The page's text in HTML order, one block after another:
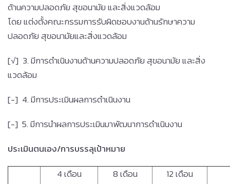
ด้านความปลอดภัย สุขอนามัย และสิ่งแวดล้อม
โดย แต่งตั้งคณะกรรมการรับผิดชอบงานด้านรักษาความ
ปลอดภัย สุขอนามัยและสิ่งแวดล้อม
[√] 3. มีการดำเนินงานด้านความปลอดภัย สุขอนามัย และสิ่ง
แวดล้อม
[-] 4. มีการประเมินผลการดำเนินงาน
[-] 5. มีการนำผลการประเมินมาพัฒนาการดำเนินงาน
ประเมินตนเอง/การบรรลุเป้าหมาย
4 เดือน
8 เดือน
12 เดือน